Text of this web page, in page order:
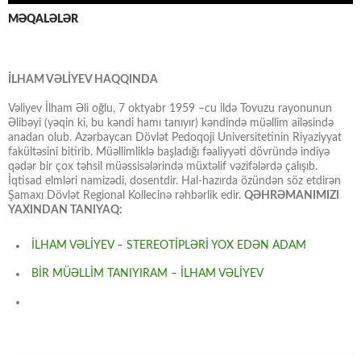
MƏQALƏLƏR
İLHAM VƏLİYEV HAQQINDA
Vəliyev İlham Əli oğlu, 7 oktyabr 1959 –cu ildə Tovuzu rayonunun
Əlibəyi (yəqin ki, bu kəndi hamı tanıyır) kəndində müəllim ailəsində
anadan olub. Azərbaycan Dövlət Pedoqoji Universitetinin Riyaziyyat
fakültəsini bitirib. Müəllimliklə başladığı fəaliyyəti dövründə indiyə
qədər bir çox təhsil müəssisələrində müxtəlif vəzifələrdə çalışıb.
İqtisad elmləri namizədi, dosentdir. Hal-hazırda özündən söz etdirən
Şamaxı Dövlət Regional Kollecinə rəhbərlik edir. QƏHRƏMANIMIZI
YAXINDAN TANIYAQ:
İLHAM VƏLİYEV – STEREOTİPLƏRİ YOX EDƏN ADAM
BİR MÜƏLLİM TANIYIRAM – İLHAM VƏLİYEV